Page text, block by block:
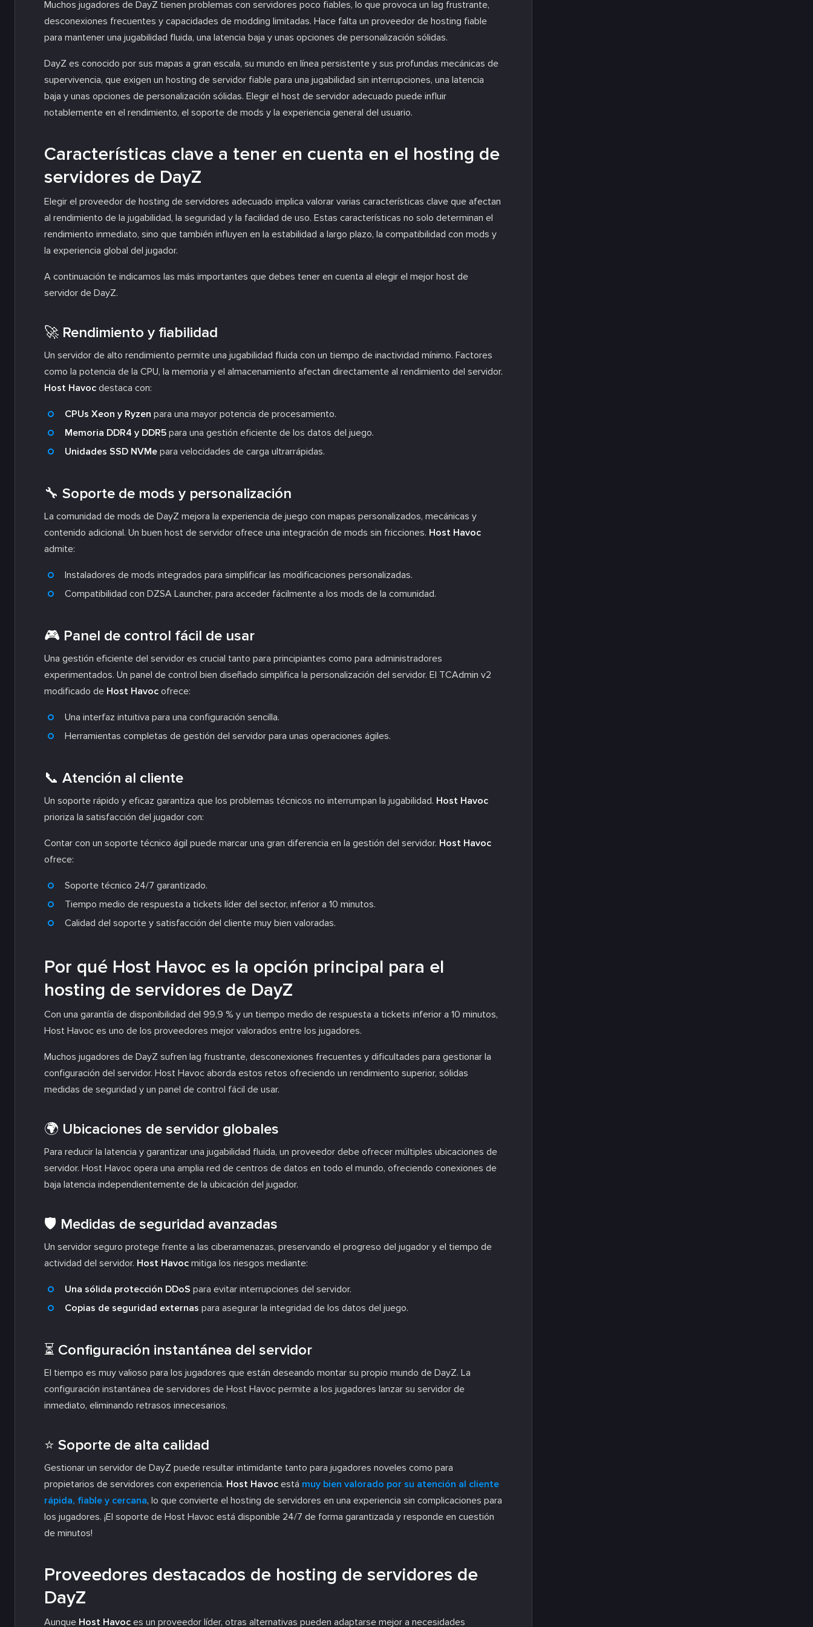
Muchos jugadores de DayZ tienen problemas con servidores poco fiables, lo que provoca un lag frustrante,
desconexiones frecuentes y capacidades de modding limitadas. Hace falta un proveedor de hosting fiable
para mantener una jugabilidad fluida, una latencia baja y unas opciones de personalización sólidas.
DayZ es conocido por sus mapas a gran escala, su mundo en línea persistente y sus profundas mecánicas de
supervivencia, que exigen un hosting de servidor fiable para una jugabilidad sin interrupciones, una latencia
baja y unas opciones de personalización sólidas. Elegir el host de servidor adecuado puede influir
notablemente en el rendimiento, el soporte de mods y la experiencia general del usuario.
Características clave a tener en cuenta en el hosting de
servidores de DayZ
Elegir el proveedor de hosting de servidores adecuado implica valorar varias características clave que afectan
al rendimiento de la jugabilidad, la seguridad y la facilidad de uso. Estas características no solo determinan el
rendimiento inmediato, sino que también influyen en la estabilidad a largo plazo, la compatibilidad con mods y
la experiencia global del jugador.
A continuación te indicamos las más importantes que debes tener en cuenta al elegir el mejor host de
servidor de DayZ.
🚀 Rendimiento y fiabilidad
Un servidor de alto rendimiento permite una jugabilidad fluida con un tiempo de inactividad mínimo. Factores
como la potencia de la CPU, la memoria y el almacenamiento afectan directamente al rendimiento del servidor.
Host Havoc destaca con:
CPUs Xeon y Ryzen para una mayor potencia de procesamiento.
Memoria DDR4 y DDR5 para una gestión eficiente de los datos del juego.
Unidades SSD NVMe para velocidades de carga ultrarrápidas.
🔧 Soporte de mods y personalización
La comunidad de mods de DayZ mejora la experiencia de juego con mapas personalizados, mecánicas y
contenido adicional. Un buen host de servidor ofrece una integración de mods sin fricciones. Host Havoc
admite:
Instaladores de mods integrados para simplificar las modificaciones personalizadas.
Compatibilidad con DZSA Launcher, para acceder fácilmente a los mods de la comunidad.
🎮 Panel de control fácil de usar
Una gestión eficiente del servidor es crucial tanto para principiantes como para administradores
experimentados. Un panel de control bien diseñado simplifica la personalización del servidor. El TCAdmin v2
modificado de Host Havoc ofrece:
Una interfaz intuitiva para una configuración sencilla.
Herramientas completas de gestión del servidor para unas operaciones ágiles.
📞 Atención al cliente
Un soporte rápido y eficaz garantiza que los problemas técnicos no interrumpan la jugabilidad. Host Havoc
prioriza la satisfacción del jugador con:
Contar con un soporte técnico ágil puede marcar una gran diferencia en la gestión del servidor. Host Havoc
ofrece:
Soporte técnico 24/7 garantizado.
Tiempo medio de respuesta a tickets líder del sector, inferior a 10 minutos.
Calidad del soporte y satisfacción del cliente muy bien valoradas.
Por qué Host Havoc es la opción principal para el
hosting de servidores de DayZ
Con una garantía de disponibilidad del 99,9 % y un tiempo medio de respuesta a tickets inferior a 10 minutos,
Host Havoc es uno de los proveedores mejor valorados entre los jugadores.
Muchos jugadores de DayZ sufren lag frustrante, desconexiones frecuentes y dificultades para gestionar la
configuración del servidor. Host Havoc aborda estos retos ofreciendo un rendimiento superior, sólidas
medidas de seguridad y un panel de control fácil de usar.
🌍 Ubicaciones de servidor globales
Para reducir la latencia y garantizar una jugabilidad fluida, un proveedor debe ofrecer múltiples ubicaciones de
servidor. Host Havoc opera una amplia red de centros de datos en todo el mundo, ofreciendo conexiones de
baja latencia independientemente de la ubicación del jugador.
🛡️ Medidas de seguridad avanzadas
Un servidor seguro protege frente a las ciberamenazas, preservando el progreso del jugador y el tiempo de
actividad del servidor. Host Havoc mitiga los riesgos mediante:
Una sólida protección DDoS para evitar interrupciones del servidor.
Copias de seguridad externas para asegurar la integridad de los datos del juego.
⏳ Configuración instantánea del servidor
El tiempo es muy valioso para los jugadores que están deseando montar su propio mundo de DayZ. La
configuración instantánea de servidores de Host Havoc permite a los jugadores lanzar su servidor de
inmediato, eliminando retrasos innecesarios.
⭐ Soporte de alta calidad
Gestionar un servidor de DayZ puede resultar intimidante tanto para jugadores noveles como para
propietarios de servidores con experiencia. Host Havoc está muy bien valorado por su atención al cliente
rápida, fiable y cercana, lo que convierte el hosting de servidores en una experiencia sin complicaciones para
los jugadores. ¡El soporte de Host Havoc está disponible 24/7 de forma garantizada y responde en cuestión
de minutos!
Proveedores destacados de hosting de servidores de
DayZ
Aunque Host Havoc es un proveedor líder, otras alternativas pueden adaptarse mejor a necesidades